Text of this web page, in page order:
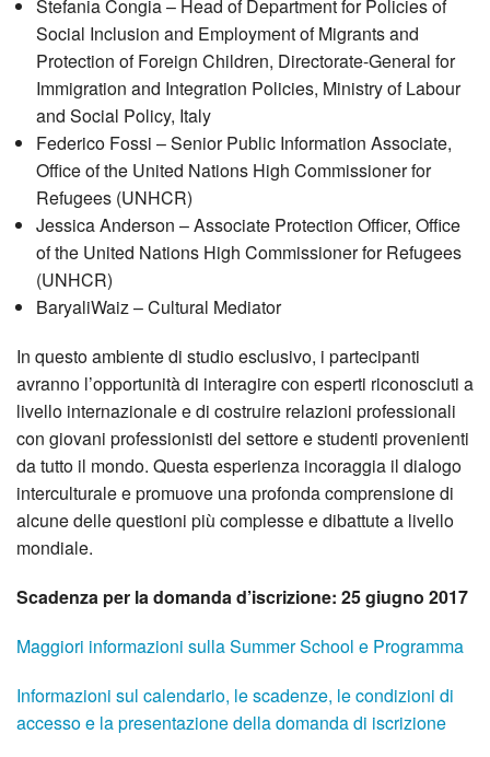
Stefania Congia – Head of Department for Policies of
Social Inclusion and Employment of Migrants and
Protection of Foreign Children, Directorate-General for
Immigration and Integration Policies, Ministry of Labour
and Social Policy, Italy
Federico Fossi – Senior Public Information Associate,
Office of the United Nations High Commissioner for
Refugees (UNHCR)
Jessica Anderson – Associate Protection Officer, Office
of the United Nations High Commissioner for Refugees
(UNHCR)
BaryaliWaiz – Cultural Mediator
In questo ambiente di studio esclusivo, i partecipanti
avranno l’opportunità di interagire con esperti riconosciuti a
livello internazionale e di costruire relazioni professionali
con giovani professionisti del settore e studenti provenienti
da tutto il mondo. Questa esperienza incoraggia il dialogo
interculturale e promuove una profonda comprensione di
alcune delle questioni più complesse e dibattute a livello
mondiale.
Scadenza per la domanda d’iscrizione: 25 giugno 2017
Maggiori informazioni sulla Summer School e Programma
Informazioni sul calendario, le scadenze, le condizioni di
accesso e la presentazione della domanda di iscrizione